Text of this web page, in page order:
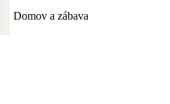
Domov a zábava